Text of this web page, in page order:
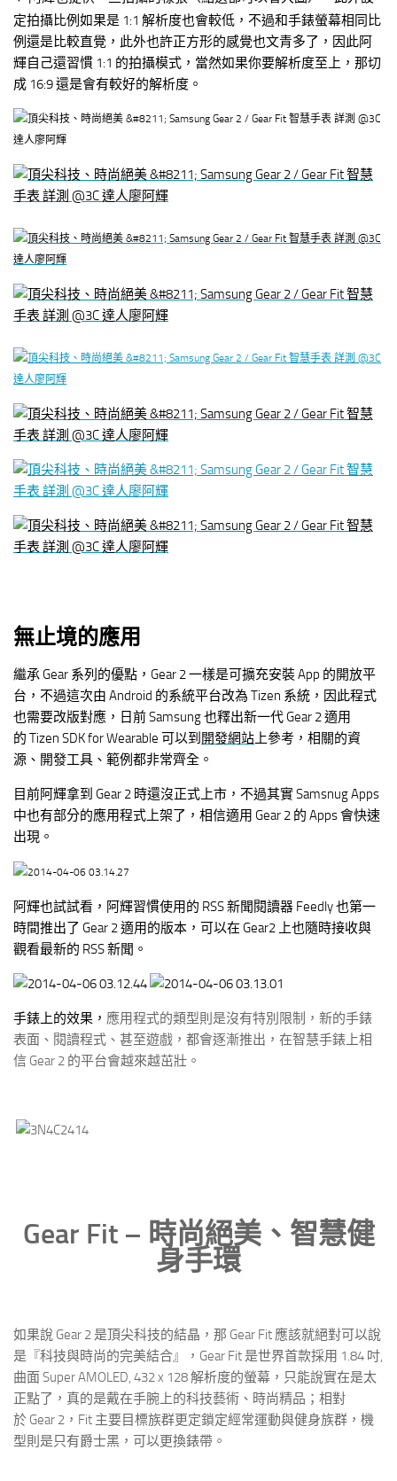
定拍攝比例如果是 1:1 解析度也會較低，不過和手錶螢幕相同比
例還是比較直覺，此外也許正方形的感覺也文青多了，因此阿
輝自己還習慣 1:1 的拍攝模式，當然如果你要解析度至上，那切
成 16:9 還是會有較好的解析度。
無止境的應用
繼承 Gear 系列的優點，Gear 2 一樣是可擴充安裝 App 的開放平
台，不過這次由 Android 的系統平台改為 Tizen 系統，因此程式
也需要改版對應，日前 Samsung 也釋出新一代 Gear 2 適用
的 Tizen SDK for Wearable 可以到 開發網站上參考，相關的資
源、開發工具、範例都非常齊全。
目前阿輝拿到 Gear 2 時還沒正式上市，不過其實 Samsnug Apps
中也有部分的應用程式上架了，相信適用 Gear 2 的 Apps 會快速
出現。
阿輝也試試看，阿輝習慣使用的 RSS 新聞閱讀器 Feedly 也第一
時間推出了 Gear 2 適用的版本，可以在 Gear2 上也隨時接收與
觀看最新的 RSS 新聞。
手錶上的效果， 應用程式的類型則是沒有特別限制，新的手錶
表面、閱讀程式、甚至遊戲，都會逐漸推出，在智慧手錶上相
信 Gear 2 的平台會越來越茁壯。
Gear Fit – 時尚絕美、智慧健
身手環
如果說 Gear 2 是頂尖科技的結晶，那 Gear Fit 應該就絕對可以說
是『科技與時尚的完美結合』，Gear Fit 是世界首款採用 1.84 吋,
曲面 Super AMOLED, 432 x 128 解析度的螢幕，只能說實在是太
正點了，真的是戴在手腕上的科技藝術、時尚精品；相對
於 Gear 2，Fit 主要目標族群更定鎖定經常運動與健身族群，機
型則是只有爵士黑，可以更換錶帶。